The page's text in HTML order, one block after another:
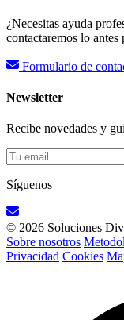
¿Necesitas ayuda
contactaremos lo antes
Formulario de
Newsletter
Recibe novedades y
Síguenos
© 2026 Soluciones
Sobre nosotros
Privacidad Cookies